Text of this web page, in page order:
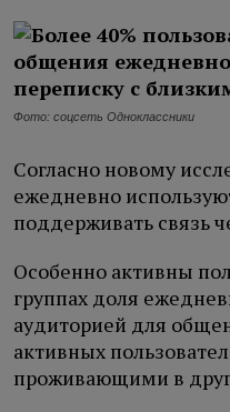
Фото: соцсеть Одноклассники
Согласно новому
ежедневно
поддерживать связь
Особенно активны
группах доля
аудиторией для
активных
проживающими в